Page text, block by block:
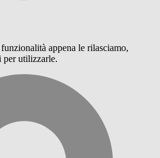
appena le rilasciamo,
per utilizzarle.